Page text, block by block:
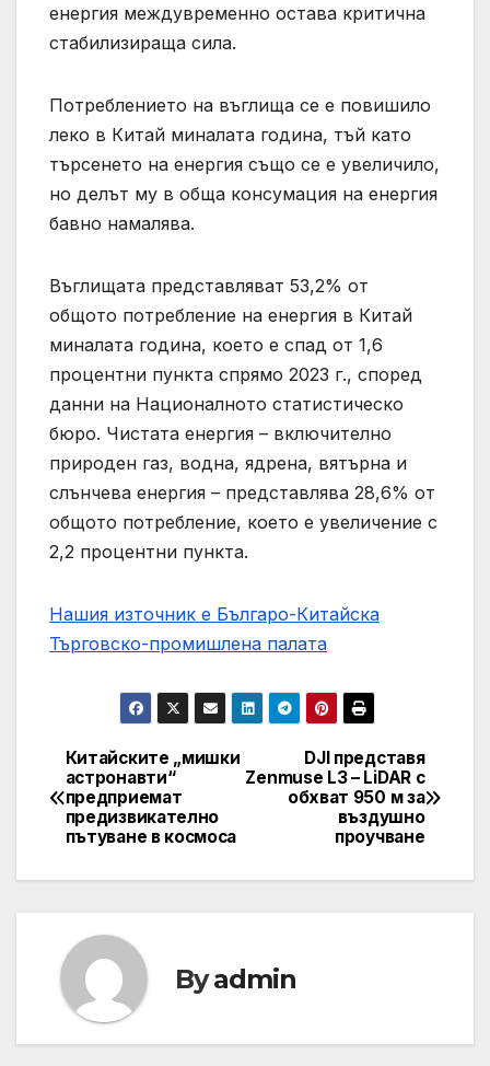
енергия междувременно остава критична
стабилизираща сила.
Потреблението на въглища се е повишило
леко в Китай миналата година, тъй като
търсенето на енергия също се е увеличило,
но делът му в обща консумация на енергия
бавно намалява.
Въглищата представляват 53,2% от
общото потребление на енергия в Китай
миналата година, което е спад от 1,6
процентни пункта спрямо 2023 г., според
данни на Националното статистическо
бюро. Чистата енергия – включително
природен газ, водна, ядрена, вятърна и
слънчева енергия – представлява 28,6% от
общото потребление, което е увеличение с
2,2 процентни пункта.
Нашия източник е Българо-Китайска
Търговско-промишлена палaта
Post
navigation
DJI представя
Zenmuse L3 – LiDAR с
обхват 950 м за
въздушно
проучване
Китайските „мишки
астронавти“
предприемат
предизвикателно
пътуване в космоса
Byadmin